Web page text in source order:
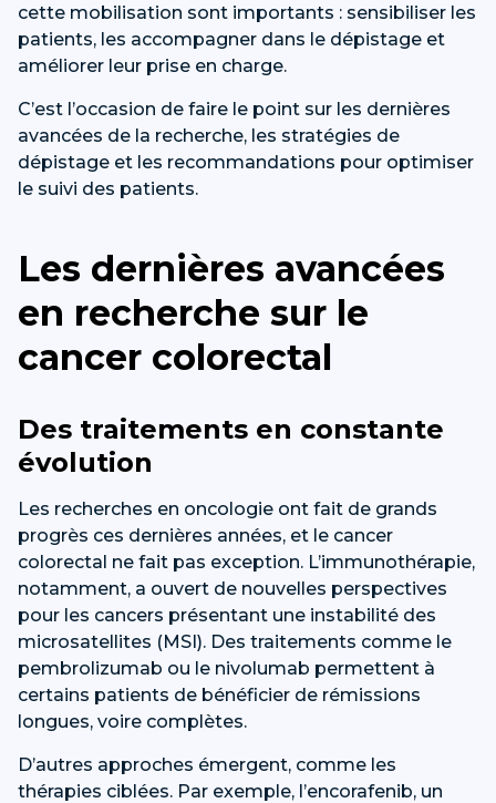
cette mobilisation sont importants : sensibiliser les
patients, les accompagner dans le dépistage et
améliorer leur prise en charge.
C’est l’occasion de faire le point sur les dernières
avancées de la recherche, les stratégies de
dépistage et les recommandations pour optimiser
le suivi des patients.
Les dernières avancées
en recherche sur le
cancer colorectal
Des traitements en constante
évolution
Les recherches en oncologie ont fait de grands
progrès ces dernières années, et le cancer
colorectal ne fait pas exception. L’immunothérapie,
notamment, a ouvert de nouvelles perspectives
pour les cancers présentant une instabilité des
microsatellites (MSI). Des traitements comme le
pembrolizumab ou le nivolumab permettent à
certains patients de bénéficier de rémissions
longues, voire complètes.
D’autres approches émergent, comme les
thérapies ciblées. Par exemple, l’encorafenib, un